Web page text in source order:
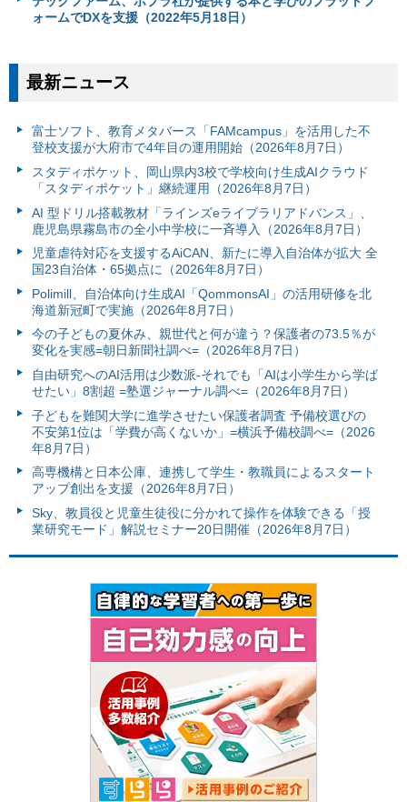
ォームでDXを支援（2022年5月18日）
最新ニュース
富⼠ソフト、教育メタバース「FAMcampus」を活用した不
登校支援が大府市で4年目の運用開始（2026年8月7日）
スタディポケット、岡山県内3校で学校向け生成AIクラウド
「スタディポケット」継続運用（2026年8月7日）
AI 型ドリル搭載教材「ラインズeライブラリアドバンス」、
鹿児島県霧島市の全小中学校に一斉導入（2026年8月7日）
児童虐待対応を支援するAiCAN、新たに導入自治体が拡大 全
国23自治体・65拠点に（2026年8月7日）
Polimill、自治体向け生成AI「QommonsAI」の活用研修を北
海道新冠町で実施（2026年8月7日）
今の子どもの夏休み、親世代と何が違う？保護者の73.5％が
変化を実感=朝日新聞社調べ=（2026年8月7日）
自由研究へのAI活用は少数派-それでも「AIは小学生から学ば
せたい」8割超 =塾選ジャーナル調べ=（2026年8月7日）
子どもを難関大学に進学させたい保護者調査 予備校選びの
不安第1位は「学費が高くないか」=横浜予備校調べ=（2026
年8月7日）
高専機構と日本公庫、連携して学生・教職員によるスタート
アップ創出を支援（2026年8月7日）
Sky、教員役と児童生徒役に分かれて操作を体験できる「授
業研究モード」解説セミナー20日開催（2026年8月7日）